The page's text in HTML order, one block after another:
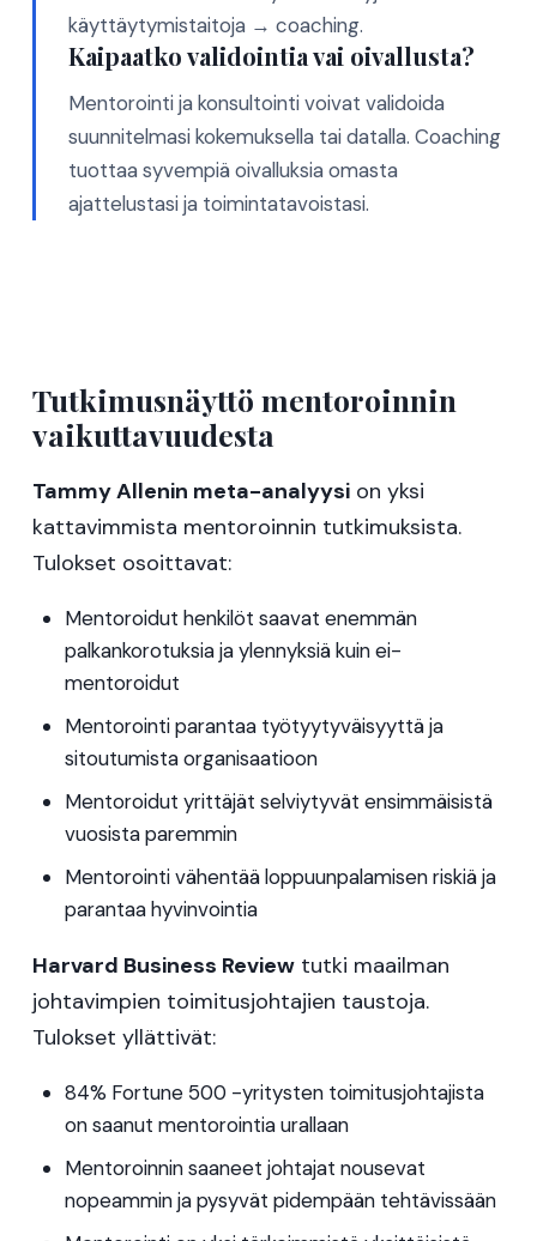
käyttäytymistaitoja → coaching.
Kaipaatko validointia vai oivallusta?
Mentorointi ja konsultointi voivat validoida
suunnitelmasi kokemuksella tai datalla. Coaching
tuottaa syvempiä oivalluksia omasta
ajattelustasi ja toimintatavoistasi.
Tutkimusnäyttö mentoroinnin
vaikuttavuudesta
Tammy Allenin meta-analyysi on yksi
kattavimmista mentoroinnin tutkimuksista.
Tulokset osoittavat:
Mentoroidut henkilöt saavat enemmän
palkankorotuksia ja ylennyksiä kuin ei-
mentoroidut
Mentorointi parantaa työtyytyväisyyttä ja
sitoutumista organisaatioon
Mentoroidut yrittäjät selviytyvät ensimmäisistä
vuosista paremmin
Mentorointi vähentää loppuunpalamisen riskiä ja
parantaa hyvinvointia
Harvard Business Review tutki maailman
johtavimpien toimitusjohtajien taustoja.
Tulokset yllättivät:
84% Fortune 500 -yritysten toimitusjohtajista
on saanut mentorointia urallaan
Mentoroinnin saaneet johtajat nousevat
nopeammin ja pysyvät pidempään tehtävissään